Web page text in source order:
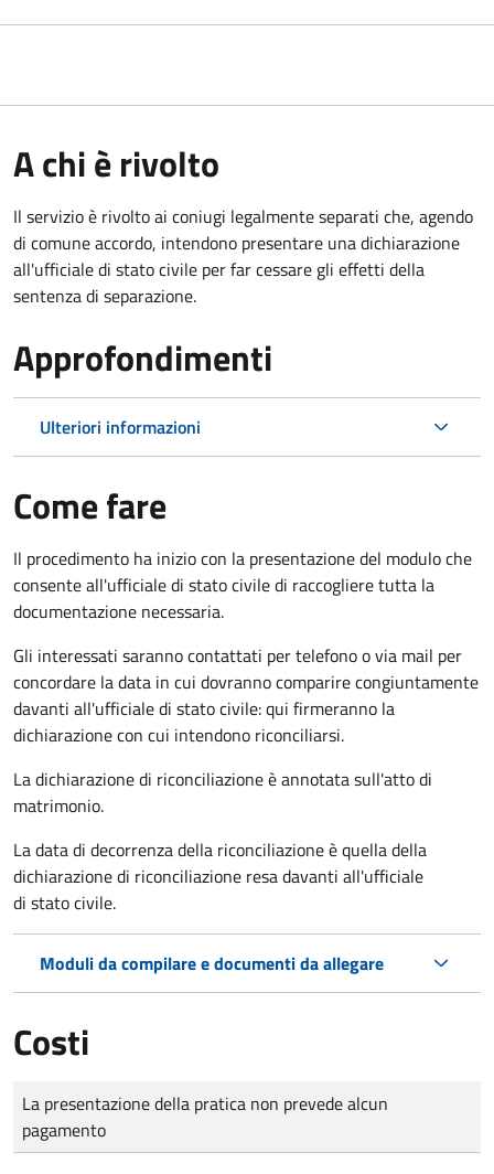
A chi è rivolto
Il servizio è rivolto ai coniugi legalmente separati che, agendo
di comune accordo, intendono presentare una dichiarazione
all'ufficiale di stato civile per far cessare gli effetti della
sentenza di separazione.
Approfondimenti
Ulteriori informazioni
Come fare
Il procedimento ha inizio con la presentazione del modulo che
consente all'ufficiale di stato civile di raccogliere tutta la
documentazione necessaria.
Gli interessati saranno contattati per telefono o via mail per
concordare la data in cui dovranno comparire congiuntamente
davanti all'ufficiale di stato civile: qui firmeranno la
dichiarazione con cui intendono riconciliarsi.
La dichiarazione di riconciliazione è annotata sull'atto di
matrimonio.
La data di decorrenza della riconciliazione è quella della
dichiarazione di riconciliazione resa davanti all'ufficiale
di stato civile.
Moduli da compilare e documenti da allegare
Costi
Tipo di pagamento
Importo
La presentazione della pratica non prevede alcun
pagamento